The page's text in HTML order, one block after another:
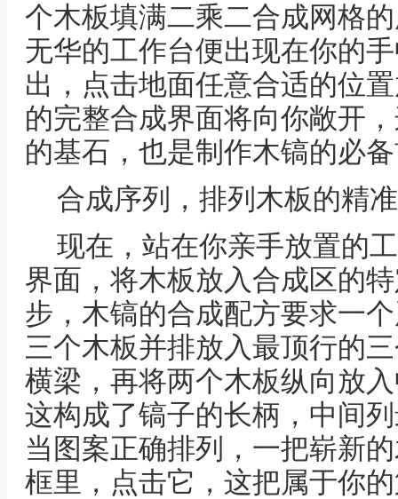
个木板填满二乘二合成网格
无华的工作台便出现在你的
出，点击地面任意合适的位
的完整合成界面将向你敞开
的基石，也是制作木镐的必
合成序列，排列木板的精
现在，站在你亲手放置的
界面，将木板放入合成区的
步，木镐的合成配方要求一
三个木板并排放入最顶行的
横梁，再将两个木板纵向放
这构成了镐子的长柄，中间
当图案正确排列，一把崭新
框里，点击它，这把属于你